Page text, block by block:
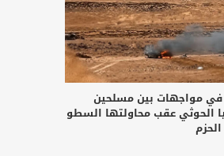
مواجهات بين مسلحين
الحوثي عقب محاولتها السطو